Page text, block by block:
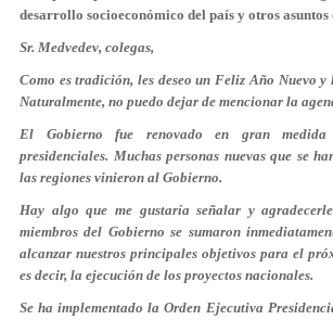
desarrollo socioeconómico del país y otros
Sr. Medvedev, colegas,
Como es tradición, les deseo un Feliz Año Nuevo y
Naturalmente, no puedo dejar de mencionar la
El Gobierno fue renovado en gran medida
presidenciales. Muchas personas nuevas que se
las regiones vinieron al Gobierno.
Hay algo que me gustaría señalar y
miembros del Gobierno se sumaron
alcanzar nuestros principales objetivos para el
es decir, la ejecución de los proyectos nacionales.
Se ha implementado la Orden Ejecutiva